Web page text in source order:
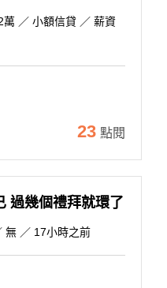
萬 ／ 小額信貸 ／ 薪資
23 點閱
過幾個禮拜就環了
無 ／ 17小時之前